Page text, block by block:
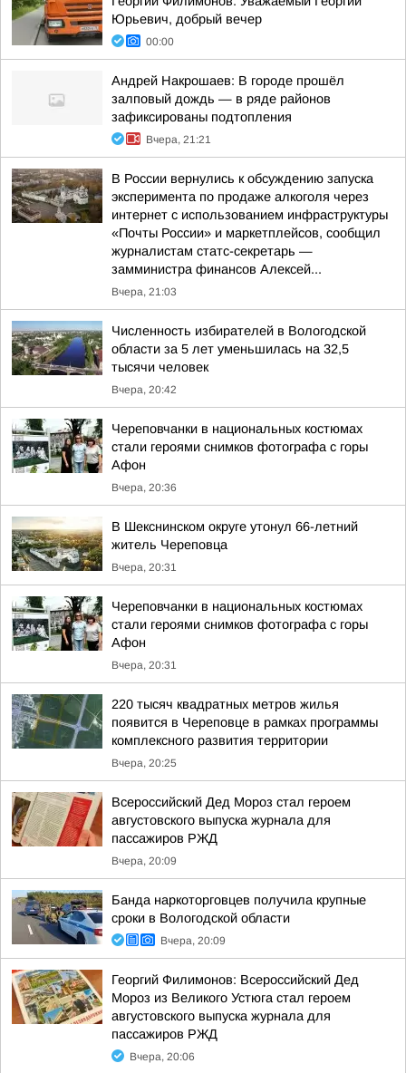
Юрьевич, добрый вечер
00:00
Андрей Накрошаев: В городе прошёл
залповый дождь — в ряде районов
зафиксированы подтопления
Вчера, 21:21
В России вернулись к обсуждению запуска
эксперимента по продаже алкоголя через
интернет с использованием инфраструктуры
«Почты России» и маркетплейсов, сообщил
журналистам статс-секретарь —
замминистра финансов Алексей...
Вчера, 21:03
Численность избирателей в Вологодской
области за 5 лет уменьшилась на 32,5
тысячи человек
Вчера, 20:42
Череповчанки в национальных костюмах
стали героями снимков фотографа с горы
Афон
Вчера, 20:36
В Шекснинском округе утонул 66-летний
житель Череповца
Вчера, 20:31
Череповчанки в национальных костюмах
стали героями снимков фотографа с горы
Афон
Вчера, 20:31
220 тысяч квадратных метров жилья
появится в Череповце в рамках программы
комплексного развития территории
Вчера, 20:25
Всероссийский Дед Мороз стал героем
августовского выпуска журнала для
пассажиров РЖД
Вчера, 20:09
Банда наркоторговцев получила крупные
сроки в Вологодской области
Вчера, 20:09
Георгий Филимонов: Всероссийский Дед
Мороз из Великого Устюга стал героем
августовского выпуска журнала для
пассажиров РЖД
Вчера, 20:06